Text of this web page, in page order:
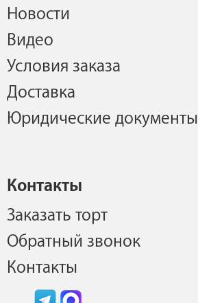
Новости
Видео
Условия заказа
Доставка
Юридические документы
Контакты
Заказать торт
Обратный звонок
Контакты